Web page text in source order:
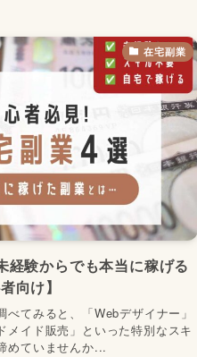
在宅副業
経験からでも本当に稼げる
向け】
てみると、「Webデザイナー」
メイド販売」といった特別なスキ
めていませんか...